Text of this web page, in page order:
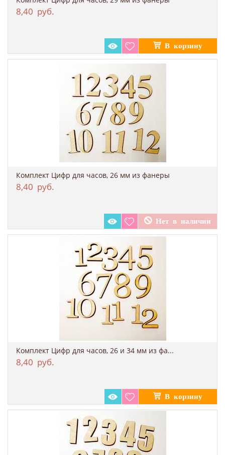
8,40 руб.
Комплект Цифр для часов, 26 мм из фанеры
8,40 руб.
Комплект Цифр для часов, 26 и 34 мм из фа...
8,40 руб.